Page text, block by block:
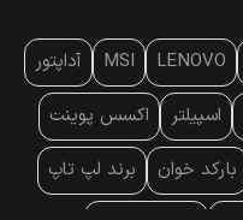
LENOVO
MSI
آداپتور
اسپیلتر
اکسس پوینت
بارکد خوان
برند لپ تاپ